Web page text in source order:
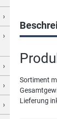
Sortiment
Lieferung